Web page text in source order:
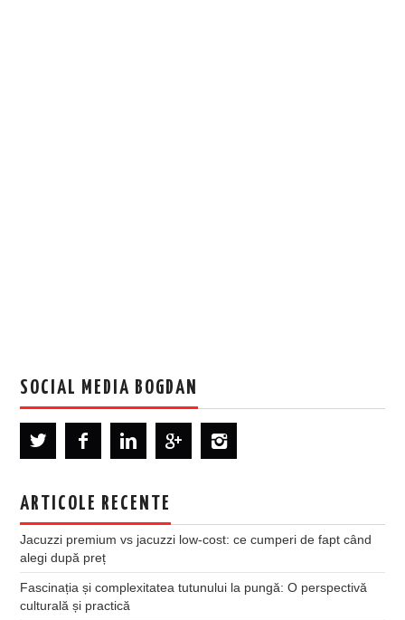
SOCIAL MEDIA BOGDAN
ARTICOLE RECENTE
Jacuzzi premium vs jacuzzi low-cost: ce cumperi de fapt când
alegi după preț
Fascinația și complexitatea tutunului la pungă: O perspectivă
culturală și practică